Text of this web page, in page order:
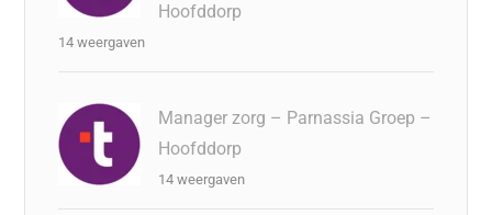
Hoofddorp
14 weergaven
Manager zorg – Parnassia Groep –
Hoofddorp
14 weergaven